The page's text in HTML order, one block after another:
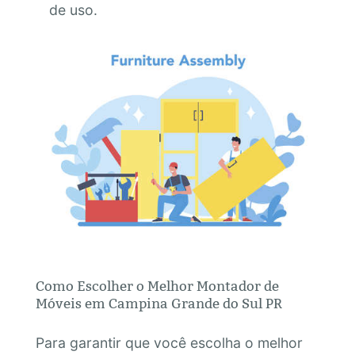
de uso.
Como Escolher o Melhor Montador de
Móveis em Campina Grande do Sul PR
Para garantir que você escolha o melhor